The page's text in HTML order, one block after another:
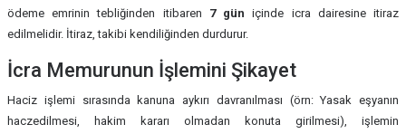
ödeme emrinin tebliğinden itibaren 7 gün içinde icra dairesine itiraz
edilmelidir. İtiraz, takibi kendiliğinden durdurur.
İcra Memurunun İşlemini Şikayet
Haciz işlemi sırasında kanuna aykırı davranılması (örn: Yasak eşyanın
haczedilmesi, hakim kararı olmadan konuta girilmesi), işlemin